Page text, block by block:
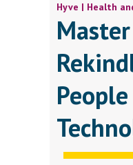
Hyve | Health